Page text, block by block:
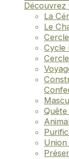
Découvrez
La
Le
Cycle
Quête
Union